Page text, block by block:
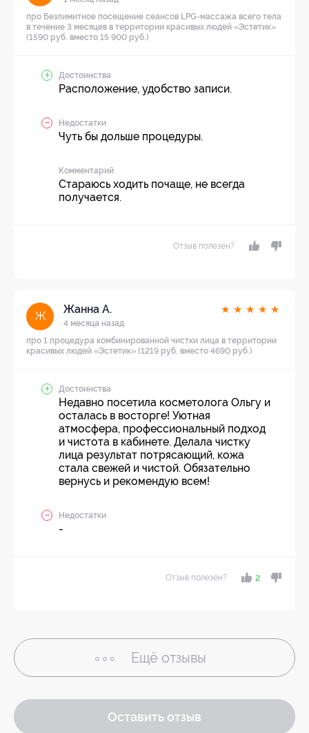
про Безлимитное посещение сеансов LPG-массажа всего тела
в течение 3 месяцев в территории красивых людей «Эстетик»
(1590 руб. вместо 15 900 руб.)
Достоинства
Расположение, удобство записи.
Недостатки
Чуть бы дольше процедуры.
Комментарий
Стараюсь ходить почаще, не всегда
получается.
Отзыв полезен?
Ж
Жанна А.
4 месяца назад
★ ★ ★ ★ ★
про 1 процедура комбинированной чистки лица в территории
красивых людей «Эстетик» (1219 руб. вместо 4690 руб.)
Достоинства
Недавно посетила косметолога Ольгу и
осталась в восторге! Уютная
атмосфера, профессиональный подход
и чистота в кабинете. Делала чистку
лица результат потрясающий, кожа
стала свежей и чистой. Обязательно
вернусь и рекомендую всем!
Недостатки
-
Отзыв полезен? 2
Ещё отзывы
Оставить отзыв